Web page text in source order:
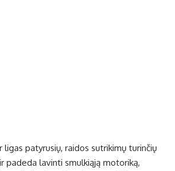
ligas patyrusių, raidos sutrikimų turinčių
padeda lavinti smulkiąją motoriką,